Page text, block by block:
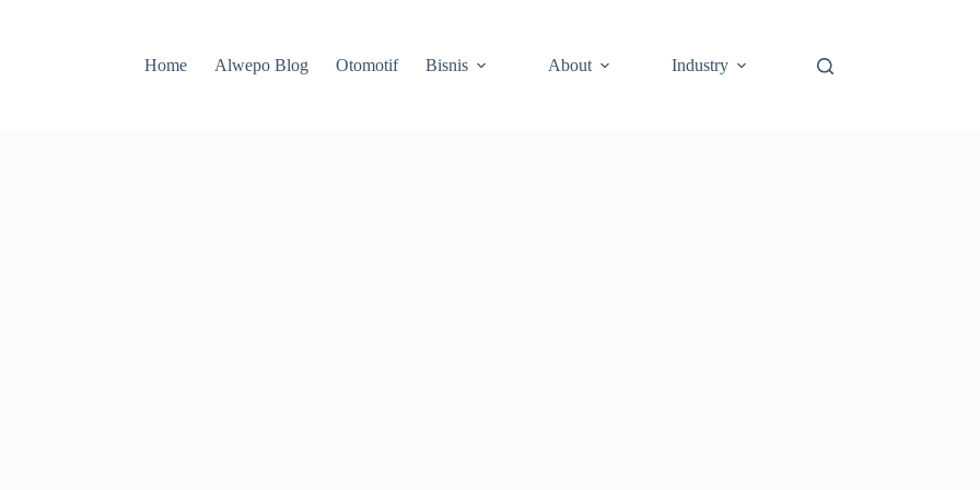
Home
Alwepo Blog Otomotif Bisnis About Industry